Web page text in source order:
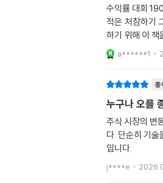
수익률 대회
적은 처참하기
하기 위해 이 책
a******1
종
누구나 오를
주식 시장의 변
다. 단순히 기
입니다.
j****e